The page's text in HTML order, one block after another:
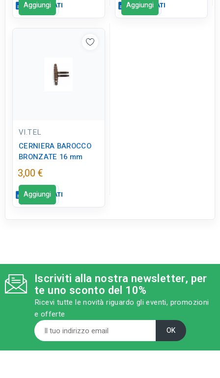
descriptionSCHEDA DATI
Aggiungi descriptionSCHEDA DATI
Aggiungi
VI.TEL
CERNIERA BAROCCO
BRONZATE 16 mm
3,00 €
descriptionSCHEDA DATI
Aggiungi
Iscriviti alla nostra newsletter, per
te uno sconto del 10%
Ricevi tutte le novità riguardo gli eventi, promozioni
e offerte